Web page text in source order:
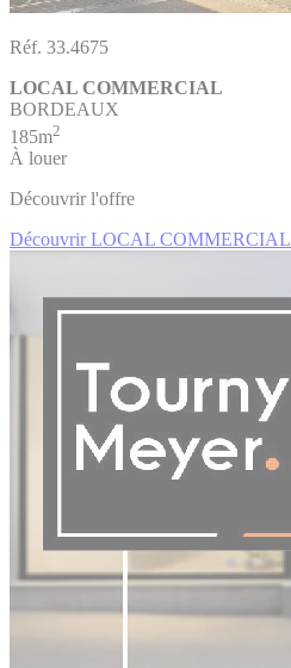
Réf. 33.4675
LOCAL COMMERCIAL
BORDEAUX
185m2
À louer
Découvrir l'offre
Découvrir LOCAL COMMERCIAL